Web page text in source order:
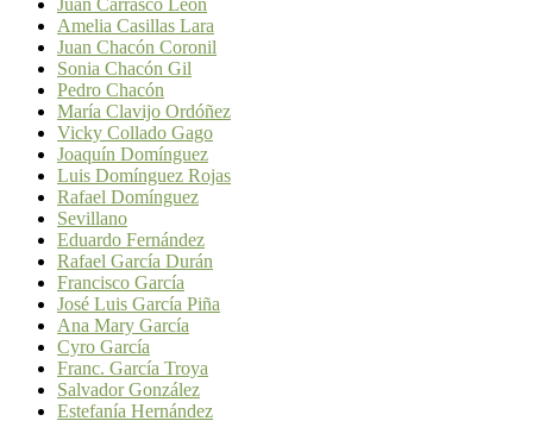
Amelia Casillas Lara
Juan Chacón Coronil
Sonia Chacón Gil
Pedro Chacón
María Clavijo Ordóñez
Vicky Collado Gago
Joaquín Domínguez
Luis Domínguez Rojas
Rafael Domínguez
Sevillano
Eduardo Fernández
Rafael García Durán
Francisco García
José Luis García Piña
Ana Mary García
Cyro García
Franc. García Troya
Salvador González
Estefanía Hernández